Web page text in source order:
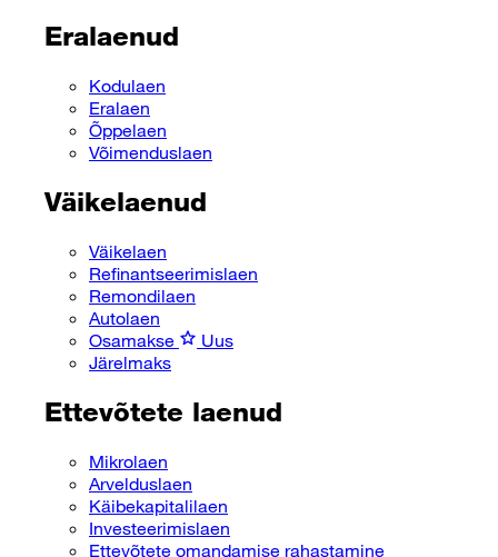
Eralaenud
Kodulaen
Eralaen
Õppelaen
Võimenduslaen
Väikelaenud
Väikelaen
Refinantseerimislaen
Remondilaen
Autolaen
Osamakse
Uus
Järelmaks
Ettevõtete laenud
Mikrolaen
Arvelduslaen
Käibekapitalilaen
Investeerimislaen
Ettevõtete omandamise rahastamine